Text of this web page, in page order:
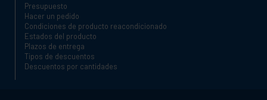
Presupuesto
Hacer un pedido
Condiciones de producto reacondicionado
Estados del producto
Plazos de entrega
Tipos de descuentos
Descuentos por cantidades